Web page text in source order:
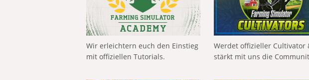
Wir erleichtern euch den Einstieg
mit offiziellen Tutorials.
Werdet offizieller Cultivator
stärkt mit uns die